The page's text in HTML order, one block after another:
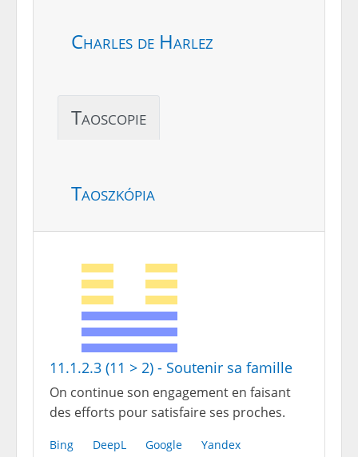
Charles de Harlez
Taoscopie
Taoszkópia
11.1.2.3 (11 > 2) - Soutenir sa famille
On continue son engagement en faisant
des efforts pour satisfaire ses proches.
Bing DeepL Google Yandex